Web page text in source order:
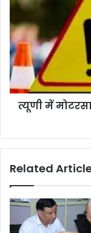
त्यूणी में
Related